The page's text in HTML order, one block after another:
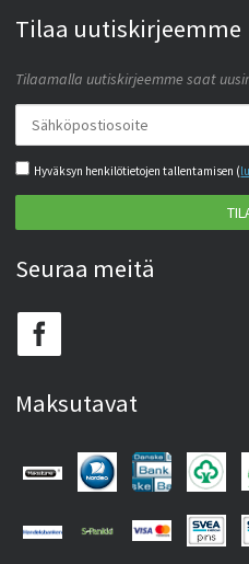
Tilaa uutiskirjeemme
Tilaamalla uutiskirjeemme saat
Hyväksyn henkilötietojen tallentamisen (
Seuraa meitä
Maksutavat